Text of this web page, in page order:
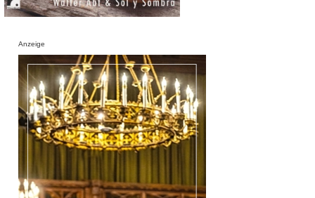
Anzeige